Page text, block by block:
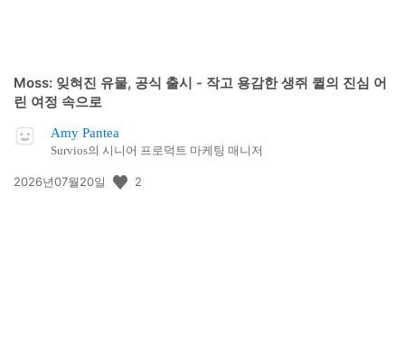
Moss: 잊혀진 유물, 공식 출시 - 작고 용감한 생쥐 퀼의 진심 어
린 여정 속으로
Amy Pantea
Survios의 시니어 프로덕트 마케팅 매니저
공
2026년07월20일 2